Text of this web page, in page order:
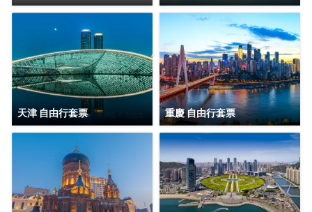
天津 自由行套票 重慶 自由行套票